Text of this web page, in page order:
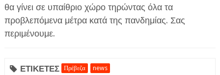
θα γίνει σε υπαίθριο χώρο τηρώντας όλα τα
προβλεπόμενα μέτρα κατά της πανδημίας. Σας
περιμένουμε.
ΕΤΙΚΕΤΕΣ Πρέβεζα news